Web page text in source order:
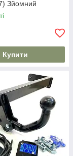
Зйомний
Купити